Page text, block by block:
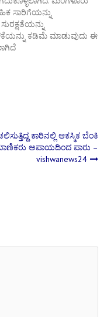
ಸಾರಿಗೆಯನ್ನು
ಕಡಿಮೆ ಮಾಡುವುದು ಈ
ಕಾರಿನಲ್ಲಿ ಆಕಸ್ಮಿಕ ಬೆಂಕಿ
ಅಪಾಯದಿಂದ ಪಾರು –
vishwanews24